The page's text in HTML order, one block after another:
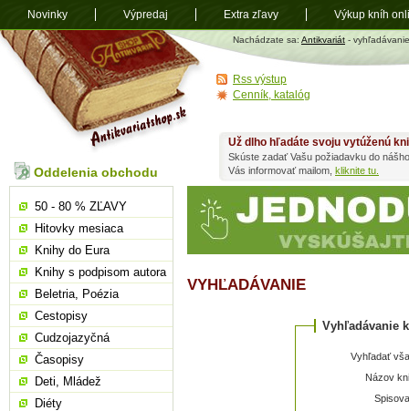
Antikvariát
shop.sk
Nachádzate sa: Antikvariát - vyhľadávanie
VYHĽADÁVANIE
Vyhľadávanie
Vyhľadať
Názov
Už dlho hľadáte svoju vytúženú
Skúste zadať Vašu požiadavku do
Vás informovať mailom, kliknite tu.
Oddelenia obchodu
50 - 80 % ZĽAVY
Hitovky mesiaca
Knihy do Eura
Knihy s podpisom autora
Beletria, Poézia
Cestopisy
Cudzojazyčná
Časopisy
Deti, Mládež
Diéty
Rss výstup
Cenník, katalóg
Novinky Výpredaj Extra zľavy Výkup kníh